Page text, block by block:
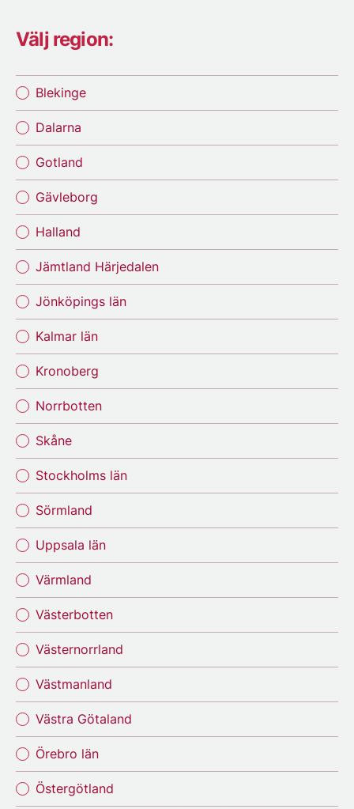
Välj region:
Blekinge
Dalarna
Gotland
Gävleborg
Halland
Jämtland Härjedalen
Jönköpings län
Kalmar län
Kronoberg
Norrbotten
Skåne
Stockholms län
Sörmland
Uppsala län
Värmland
Västerbotten
Västernorrland
Västmanland
Västra Götaland
Örebro län
Östergötland